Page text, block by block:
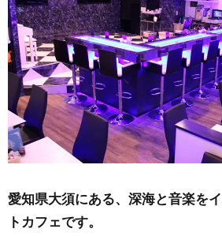
愛知県大須にある、深海と音楽を
トカフェです。